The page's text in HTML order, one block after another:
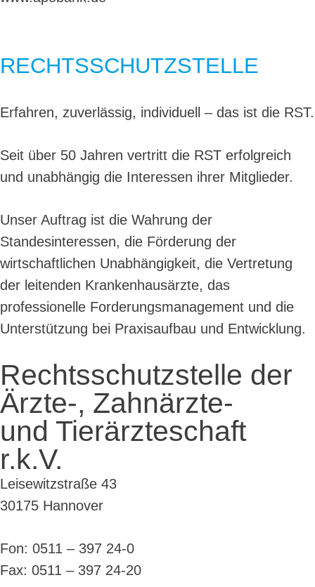
RECHTSSCHUTZSTELLE
Erfahren, zuverlässig, individuell – das ist die RST.
Seit über 50 Jahren vertritt die RST erfolgreich
und unabhängig die Interessen ihrer Mitglieder.
Unser Auftrag ist die Wahrung der
Standesinteressen, die Förderung der
wirtschaftlichen Unabhängigkeit, die Vertretung
der leitenden Krankenhausärzte, das
professionelle Forderungsmanagement und die
Unterstützung bei Praxisaufbau und Entwicklung.
Rechtsschutzstelle der
Ärzte-, Zahnärzte-
und Tierärzteschaft
r.k.V.
Leisewitzstraße 43
30175 Hannover
Fon: 0511 – 397 24-0
Fax: 0511 – 397 24-20